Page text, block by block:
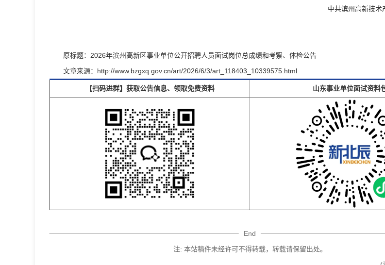
《用户服务条款及隐私政
收不
中共滨州高新技术
原标题：2026年滨州高新区事业单位公开招聘人员面试岗位总成绩和考察、体检公告
文章来源：http://www.bzgxq.gov.cn/art/2026/6/3/art_118403_10339575.html
【扫码进群】获取公告信息、领取免费资料 山东事业单位面试资料
End
注: 本站稿件未经许可不得转载，转载请保留出处。
立即下载